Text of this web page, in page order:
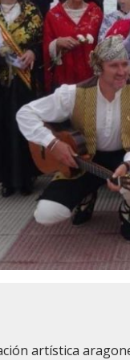
artística